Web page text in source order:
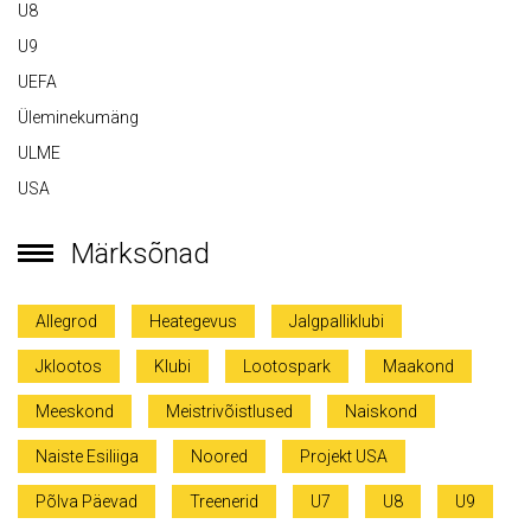
U8
U9
UEFA
Üleminekumäng
ULME
USA
Märksõnad
Allegrod Heategevus Jalgpalliklubi
Jklootos Klubi Lootospark Maakond
Meeskond Meistrivõistlused Naiskond
Naiste Esiliiga Noored Projekt USA
Põlva Päevad Treenerid U7 U8 U9